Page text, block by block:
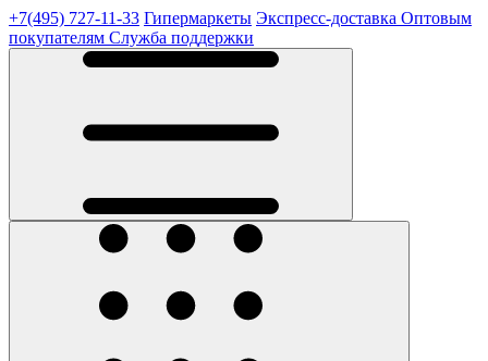
+7(495) 727-11-33 Гипермаркеты Экспресс-доставка Оптовым
покупателям Служба поддержки